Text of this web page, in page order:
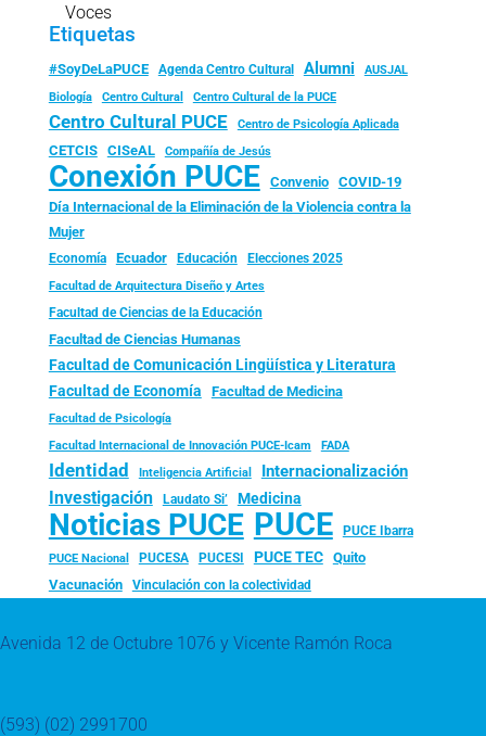
Voces
Etiquetas
#SoyDeLaPUCE Agenda Centro Cultural Alumni
AUSJAL
Biología
Centro Cultural Centro Cultural de la PUCE
Centro Cultural PUCE Centro de Psicología Aplicada
CETCIS CISeAL Compañía de Jesús
Conexión PUCE Convenio
COVID-19
Día Internacional de la Eliminación de la Violencia contra la
Mujer
Economía Ecuador Educación Elecciones 2025
Facultad de Arquitectura Diseño y Artes
Facultad de Ciencias de la Educación
Facultad de Ciencias Humanas
Facultad de Comunicación Lingüística y Literatura
Facultad de Economía Facultad de Medicina
Facultad de Psicología
Facultad Internacional de Innovación PUCE-Icam FADA
Identidad Inteligencia Artificial Internacionalización
Investigación Laudato Si’ Medicina
Noticias PUCE PUCE PUCE Ibarra
PUCE Nacional PUCESA PUCESI PUCE TEC
Quito
Vacunación
Vinculación con la colectividad
Avenida 12 de Octubre 1076 y Vicente Ramón Roca
(593) (02) 2991700